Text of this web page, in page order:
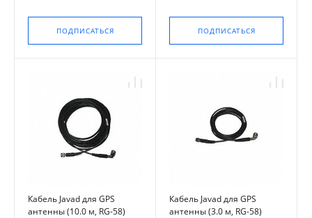
ПОДПИСАТЬСЯ ПОДПИСАТЬСЯ
Кабель Javad для GPS
антенны (10.0 м, RG-58)
Кабель Javad для GPS
антенны (3.0 м, RG-58)